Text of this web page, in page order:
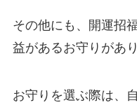
その他にも、開運招
益があるお守りがあり
お守りを選ぶ際は、